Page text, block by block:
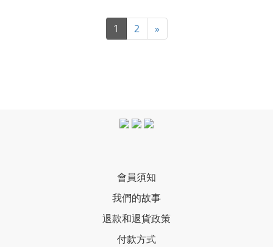
1 2 »
會員須知
我們的故事
退款和退貨政策
付款方式